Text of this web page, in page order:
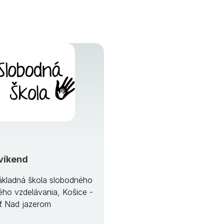
škola slobodného
vzdelávania, Košice -
Nad jazerom